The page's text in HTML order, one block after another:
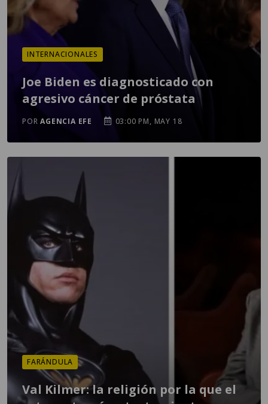
INTERNACIONALES
Joe Biden es diagnosticado con
agresivo cáncer de próstata
PORAGENCIA EFE 03:00 PM, MAY 18
FARÁNDULA
Val Kilmer: la religión por la que el